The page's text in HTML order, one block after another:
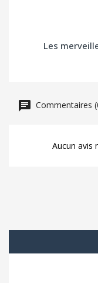
Les
Commentaires
Aucun avis